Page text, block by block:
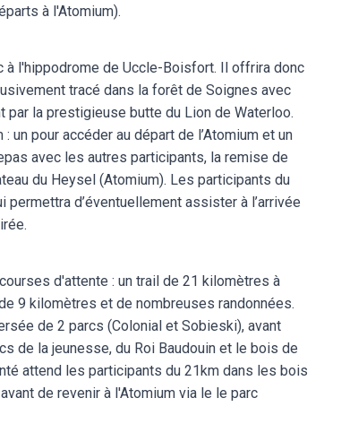
à l'Atomium).
à l'hippodrome de Uccle-Boisfort. Il offrira donc
tracé dans la forêt de Soignes avec
la prestigieuse butte du Lion de Waterloo.
pour accéder au départ de l’Atomium et un
avec les autres participants, la remise de
du Heysel (Atomium). Les participants du
d’éventuellement assister à l’arrivée
d'attente : un trail de 21 kilomètres à
9 kilomètres et de nombreuses randonnées.
de 2 parcs (Colonial et Sobieski), avant
de la jeunesse, du Roi Baudouin et le bois de
attend les participants du 21km dans les bois
de revenir à l'Atomium via le le parc